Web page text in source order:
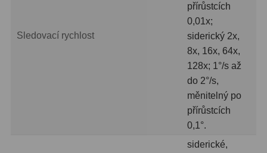
Pro děti5
Sledovací rychlost
přírůstcích
0,01x;
siderický 2x,
8x, 16x, 64x,
128x; 1°/s až
do 2°/s,
měnitelný po
přírůstcích
0,1°.
siderické,